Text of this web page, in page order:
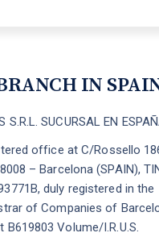
IN
S.R.L. SUCURSAL EN
office at C/Rossello
– Barcelona (SPAIN),
duly registered in the
of Companies of
B619803 Volume/I.R.U.S.